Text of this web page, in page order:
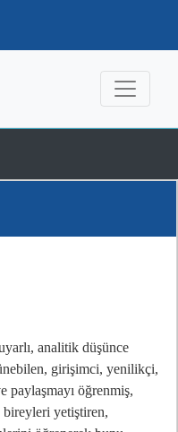
analitik düşünce
girişimci, yenilikçi,
paylaşmayı öğrenmiş,
yetiştiren,